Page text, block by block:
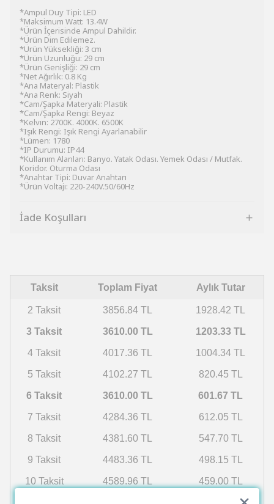
*Ampul Duy Tipi: LED
*Maksimum Watt: 13.4W
*Ürün İçerisinde Ampul Dahildir.
*Ürün Dim Edilemez.
*Ürün Yüksekliği: 3 cm
*Ürün Uzunluğu: 29 cm
*Ürün Genişliği: 29 cm
*Net Ağırlık: 0.8 Kg
*Ana Materyal: Plastik
*Ana Renk: Siyah
*Cam/Şapka Materyali: Plastik
*Cam/Şapka Rengi: Beyaz
*Kelvın: 2700K. 4000K. 6500K
*Işık Rengi: Işık Rengi Ayarlanabilir
*Lümen: 1780
*IP Durumu: IP44
*Kullanım Alanları: Banyo. Yatak Odası. Yemek Odası / Mutfak.
Koridor. Oturma Odası
*Anahtar Tipi: Duvar Anahtarı
*Ürün Voltajı: 220-240V.50/60Hz
İade Koşulları
Taksit Toplam Fiyat Aylık Tutar
2 Taksit 3856.84 TL 1928.42 TL
3 Taksit 3610.00 TL 1203.33 TL
4 Taksit 4017.36 TL 1004.34 TL
5 Taksit 4102.27 TL 820.45 TL
6 Taksit 3610.00 TL 601.67 TL
7 Taksit 4284.36 TL 612.05 TL
8 Taksit 4381.60 TL 547.70 TL
9 Taksit 4483.36 TL 498.15 TL
10 Taksit 4589.96 TL 459.00 TL